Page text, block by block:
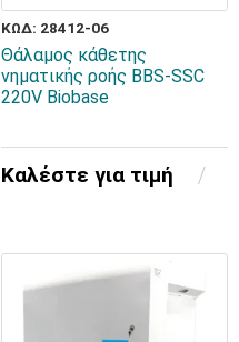
ΚΩΔ: 28412-06
Θάλαμος κάθετης
νηματικής ροής BBS-SSC
220V Biobase
Καλέστε για τιμή